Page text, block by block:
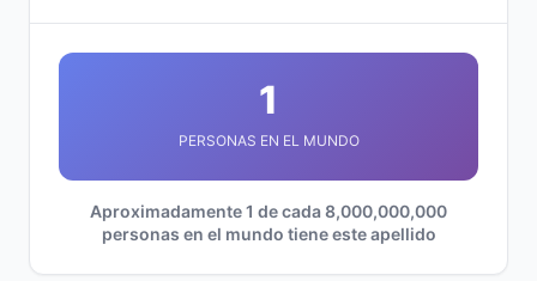
1
PERSONAS EN EL MUNDO
Aproximadamente 1 de cada 8,000,000,000
personas en el mundo tiene este apellido